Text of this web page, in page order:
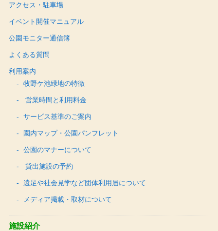
アクセス・駐車場
イベント開催マニュアル
公園モニター通信簿
よくある質問
利用案内
牧野ケ池緑地の特徴
営業時間と利用料金
サービス基準のご案内
園内マップ・公園パンフレット
公園のマナーについて
貸出施設の予約
遠足や社会見学など団体利用届について
メディア掲載・取材について
施設紹介